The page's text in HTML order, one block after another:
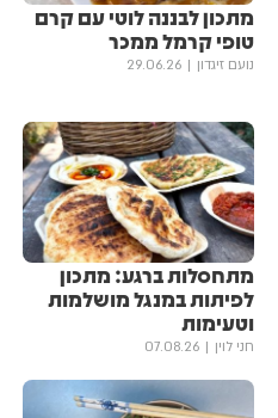
מתכון לבננה לוטי עם קרם
טופי קרמל ממכר
נועם זיגדון 29.06.26
מתחסלות ברגע: מתכון
לפיתות במנגל מושלמות
וטעימות
חני לוין 07.08.26